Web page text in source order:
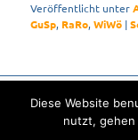
Veröffentlicht unter
GuSp, RaRo,WiWö |
© 2026 -
Diese Website
nutzt, gehen